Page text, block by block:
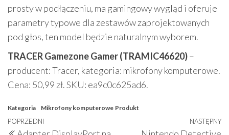
prosty w podłączeniu, ma gamingowy wygląd i oferuje
parametry typowe dla zestawów zaprojektowanych
pod głos, ten model będzie naturalnym wyborem.
TRACER Gamezone Gamer (TRAMIC46620)–
producent: Tracer, kategoria: mikrofony komputerowe.
Cena: 50,99 zł. SKU: ea9c0c625ad6.
Kategoria Mikrofony komputerowe Produkt
Nawigacja
Poprzedni
POPRZEDNI NASTĘPNY